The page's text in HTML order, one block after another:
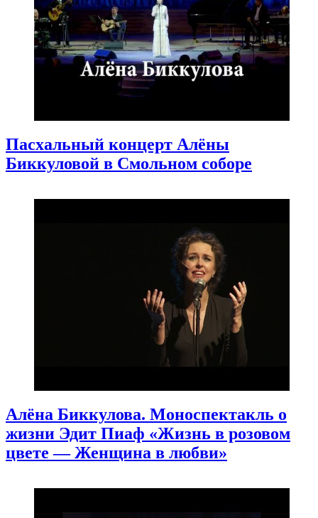
Пасхальный концерт Алёны
Биккуловой в Смольном соборе
Алёна Биккулова. Моноспектакль о
жизни Эдит Пиаф «Жизнь в розовом
цвете — Женщина в любви»